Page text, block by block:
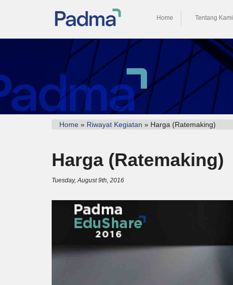
Home Tentang Kami
Home » Riwayat Kegiatan » Harga (Ratemaking)
Harga (Ratemaking)
Tuesday, August 9th, 2016